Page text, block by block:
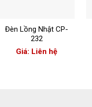
Đèn Lồng Nhật CP-
232
Giá: Liên hệ